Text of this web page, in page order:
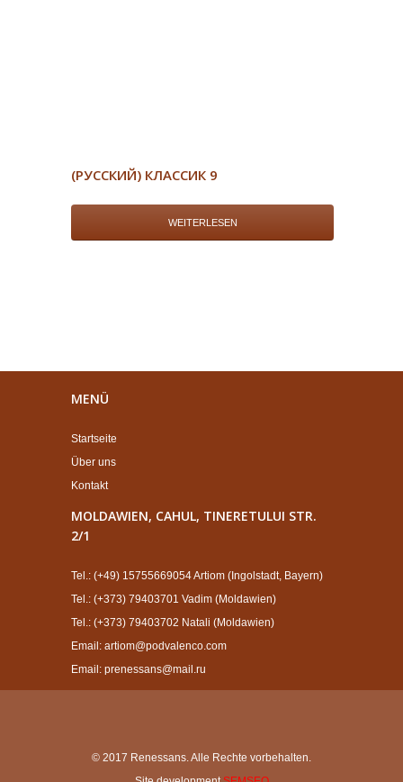
(РУССКИЙ) КЛАССИК 9
WEITERLESEN
MENÜ
Startseite
Über uns
Kontakt
MOLDAWIEN, CAHUL, TINERETULUI STR.
2/1
Tel.: (+49) 15755669054 Artiom (Ingolstadt, Bayern)
Tel.: (+373) 79403701 Vadim (Moldawien)
Tel.: (+373) 79403702 Natali (Moldawien)
Email: artiom@podvalenco.com
Email: prenessans@mail.ru
© 2017 Renessans. Alle Rechte vorbehalten.